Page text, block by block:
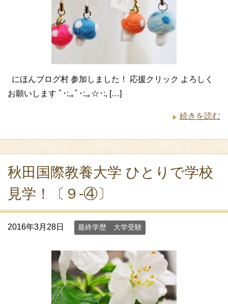
にほんブログ村 参加しました！ 応援クリック よろしく
お願いします ﾟ･:,｡ﾟ･:,｡☆･:, […]
続きを読む
秋田国際教養大学 ひとりで学校
見学！〔９-④〕
2016年3月28日 最終学歴 大学受験